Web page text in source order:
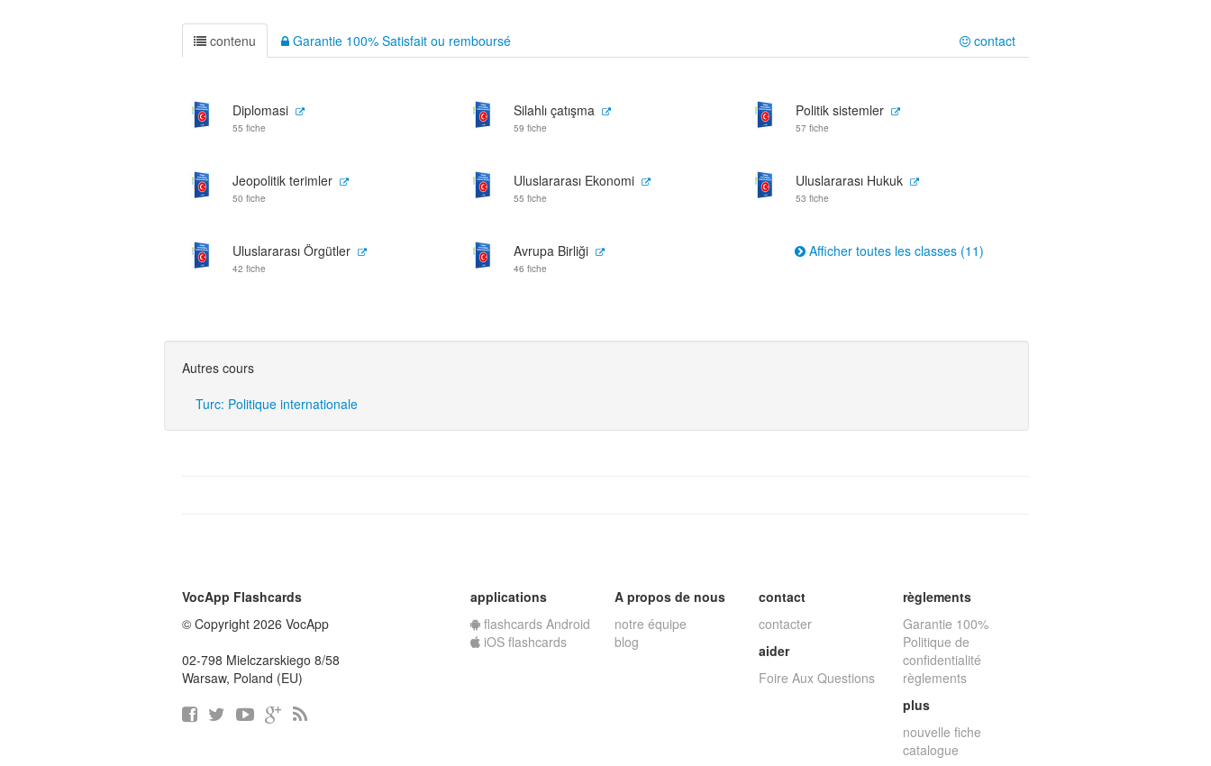
contenu Garantie 100% Satisfait ou remboursé contact
Diplomasi
55 fiche
Silahlı çatışma
59 fiche
Politik sistemler
57 fiche
Jeopolitik terimler
50 fiche
Uluslararası Ekonomi
55 fiche
Uluslararası Hukuk
53 fiche
Uluslararası Örgütler
42 fiche
Avrupa Birliği
46 fiche
Afficher toutes les classes (11)
Autres cours
Turc: Politique internationale
VocApp Flashcards
© Copyright 2026 VocApp
02-798 Mielczarskiego 8/58
Warsaw, Poland (EU)
applications
flashcards Android
iOS flashcards
A propos de nous
notre équipe
blog
contact
contacter
aider
Foire Aux Questions
règlements
Garantie 100%
Politique de
confidentialité
règlements
plus
nouvelle fiche
catalogue